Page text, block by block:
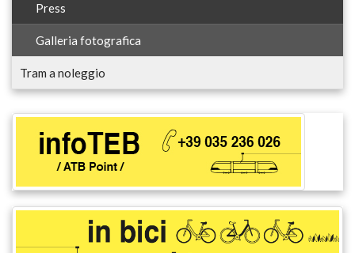
Press
Galleria fotografica
Tram a noleggio